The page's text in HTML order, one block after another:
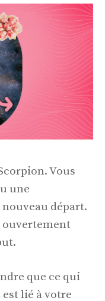
Vous
une
départ.
ouvertement
que ce qui
lié à votre